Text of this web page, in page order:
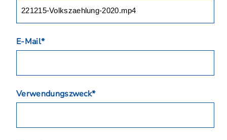
E-Mail*
Verwendungszweck*